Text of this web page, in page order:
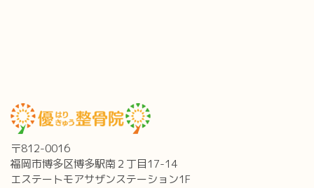
〒812-0016
福岡市博多区博多駅南２丁目17-14
エステートモアサザンステーション1F